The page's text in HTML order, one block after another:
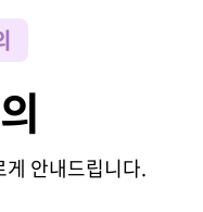
안내드립니다.